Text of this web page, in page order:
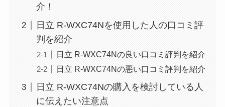
介！
日立 R-WXC74Nを使用した人の口コミ評
判を紹介
日立 R-WXC74Nの良い口コミ評判を紹介
日立 R-WXC74Nの悪い口コミ評判を紹介
日立 R-WXC74Nの購入を検討している人
に伝えたい注意点